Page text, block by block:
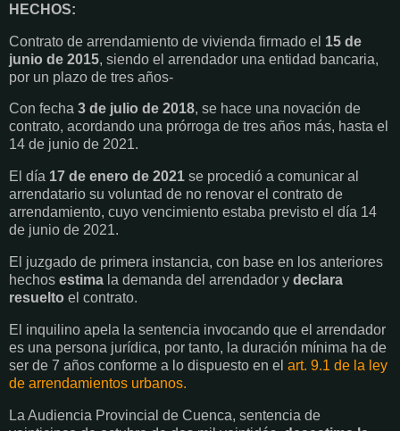
HECHOS:
Contrato de arrendamiento de vivienda firmado el 15 de
junio de 2015, siendo el arrendador una entidad bancaria,
por un plazo de tres años-
Con fecha 3 de julio de 2018, se hace una novación de
contrato, acordando una prórroga de tres años más, hasta el
14 de junio de 2021.
El día 17 de enero de 2021 se procedió a comunicar al
arrendatario su voluntad de no renovar el contrato de
arrendamiento, cuyo vencimiento estaba previsto el día 14
de junio de 2021.
El juzgado de primera instancia, con base en los anteriores
hechos estima la demanda del arrendador y declara
resuelto el contrato.
El inquilino apela la sentencia invocando que el arrendador
es una persona jurídica, por tanto, la duración mínima ha de
ser de 7 años conforme a lo dispuesto en el art. 9.1 de la ley
de arrendamientos urbanos.
La Audiencia Provincial de Cuenca, sentencia de